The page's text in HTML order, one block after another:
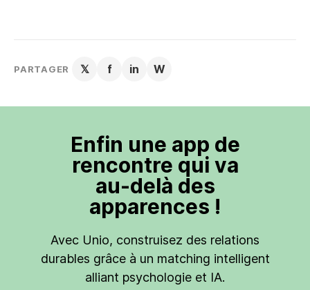
PARTAGER 𝕏 f in W
Enfin une app de
rencontre qui va
au-delà des
apparences !
Avec Unio, construisez des relations
durables grâce à un matching intelligent
alliant psychologie et IA.